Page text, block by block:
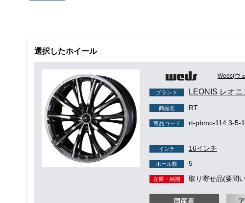
選択したホイール
Weds(ウ
ブランド LEONIS レオニ
商品名 RT
商品コード rt-pbmc-114.3-5-
インチ 16インチ
ホール数 5
在庫・納期 取り寄せ品(要問